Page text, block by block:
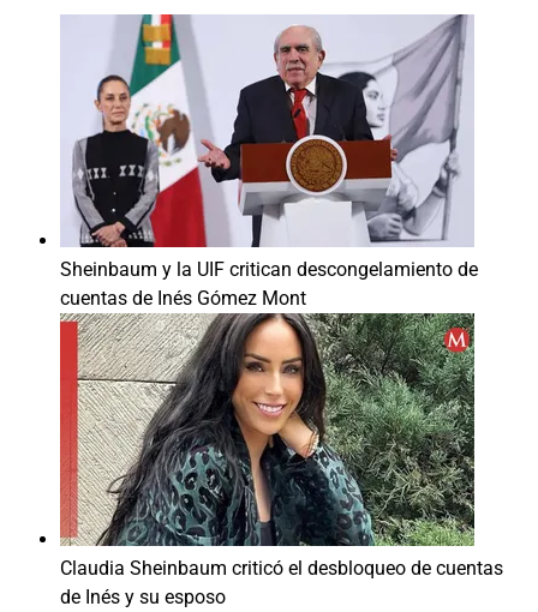
Sheinbaum y la UIF critican descongelamiento de
cuentas de Inés Gómez Mont
Claudia Sheinbaum criticó el desbloqueo de cuentas
de Inés y su esposo